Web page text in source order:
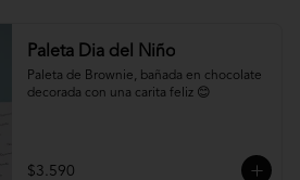
Paleta Dia del Niño
Paleta de Brownie, bañada en chocolate
decorada con una carita feliz 😊
$3.590